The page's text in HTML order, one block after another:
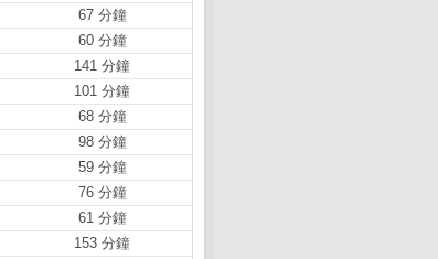
67 分鐘
60 分鐘
141 分鐘
101 分鐘
68 分鐘
98 分鐘
59 分鐘
76 分鐘
61 分鐘
153 分鐘